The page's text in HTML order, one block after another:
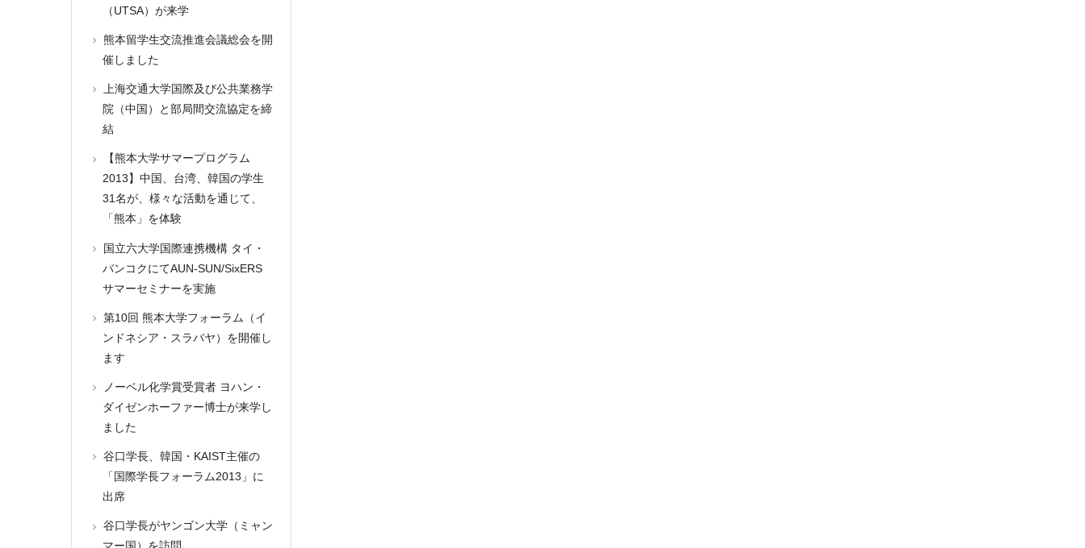
（UTSA）が来学
熊本留学生交流推進会議総会を開
催しました
上海交通大学国際及び公共業務学
院（中国）と部局間交流協定を締
結
【熊本大学サマープログラム
2013】中国、台湾、韓国の学生
31名が、様々な活動を通じて、
「熊本」を体験
国立六大学国際連携機構 タイ・
バンコクにてAUN-SUN/SixERS
サマーセミナーを実施
第10回 熊本大学フォーラム（イ
ンドネシア・スラバヤ）を開催し
ます
ノーベル化学賞受賞者 ヨハン・
ダイゼンホーファー博士が来学し
ました
谷口学長、韓国・KAIST主催の
「国際学長フォーラム2013」に
出席
谷口学長がヤンゴン大学（ミャン